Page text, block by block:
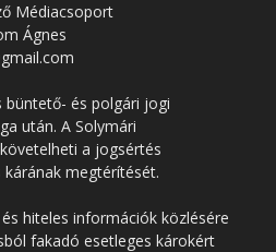
Médiacsoport
Ágnes
büntető- és polgári jogi
után. A Solymári
a jogsértés
megtérítését.
hiteles információk közlésére
fakadó esetleges károkért